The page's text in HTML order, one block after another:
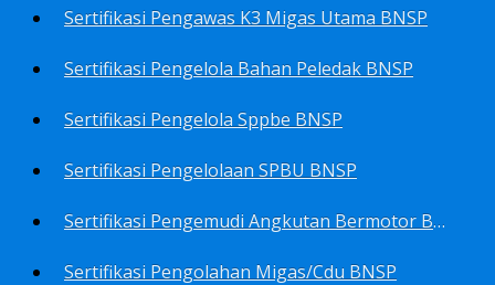
Sertifikasi Pengawas K3 Migas Utama BNSP
Sertifikasi Pengelola Bahan Peledak BNSP
Sertifikasi Pengelola Sppbe BNSP
Sertifikasi Pengelolaan SPBU BNSP
Sertifikasi Pengemudi Angkutan Bermotor BNSP
Sertifikasi Pengolahan Migas/Cdu BNSP